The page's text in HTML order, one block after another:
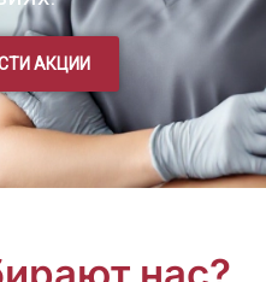
АКЦИИ